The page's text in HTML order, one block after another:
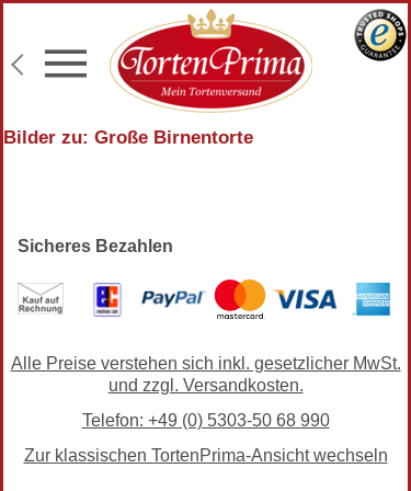
Konditor-Qualität
Torten mit Wunschtext
Lieferung an Wunschadresse
Bilder zu: Große Birnentorte
Sicheres Bezahlen
Alle Preise verstehen sich inkl. gesetzlicher MwSt.
und zzgl. Versandkosten.
Telefon: +49 (0) 5303-50 68 990
Zur klassischen TortenPrima-Ansicht wechseln